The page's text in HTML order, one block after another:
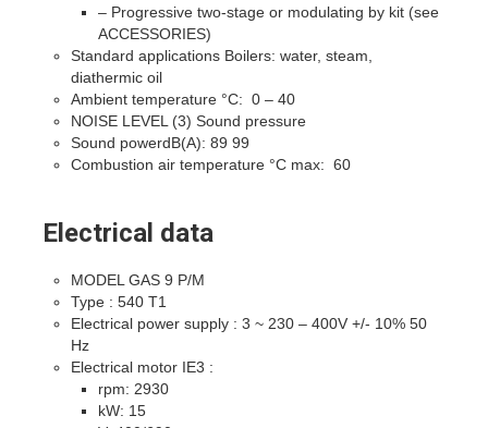
– Progressive two-stage or modulating by kit (see
ACCESSORIES)
Standard applications Boilers: water, steam,
diathermic oil
Ambient temperature °C: 0 – 40
NOISE LEVEL (3) Sound pressure
Sound powerdB(A): 89 99
Combustion air temperature °C max: 60
Electrical data
MODEL GAS 9 P/M
Type : 540 T1
Electrical power supply : 3 ~ 230 – 400V +/- 10% 50
Hz
Electrical motor IE3 :
rpm: 2930
kW: 15